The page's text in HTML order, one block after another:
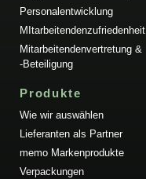
Personalentwicklung
MItarbeitendenzufriedenheit
Mitarbeitendenvertretung &
-Beteiligung
Produkte
Wie wir auswählen
Lieferanten als Partner
memo Markenprodukte
Verpackungen